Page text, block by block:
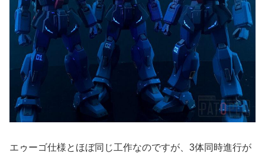
エゥーゴ仕様とほぼ同じ工作なのですが、3体同時進行が